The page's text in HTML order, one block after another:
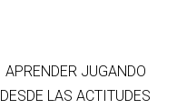
APRENDER JUGANDO
DESDE LAS ACTITUDES